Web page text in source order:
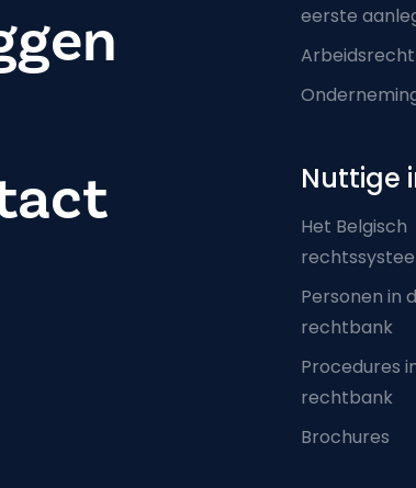
eerste
Nuttige
Het Belgisch
Personen in
rechtbank
Procedures
rechtbank
Brochures